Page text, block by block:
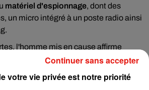
matériel d'espionnage, dont des
un micro intégré à un poste radio ainsi
l'homme mis en cause affirme
manipulé par son commanditaire. Il
déposé
ne pas avoir eu connaissance de la
votre vie privée est notre priorité
Continuer sans accepter